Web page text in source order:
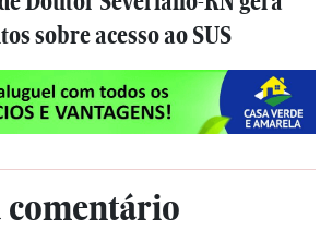
sobre acesso ao SUS
comentário